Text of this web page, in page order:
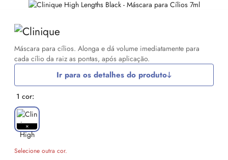
Máscara para cílios. Alonga e dá volume imediatamente para
cada cílio da raiz as pontas, após aplicação.
Ir para os detalhes do produto
1 cor:
Selecione outra cor.